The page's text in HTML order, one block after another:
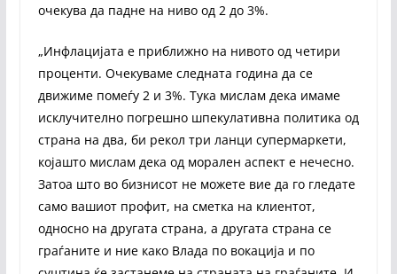
очекува да падне на ниво од 2 до 3%.
„Инфлацијата е приближно на нивото од четири
проценти. Очекуваме следната година да се
движиме помеѓу 2 и 3%. Тука мислам дека имаме
исклучително погрешно шпекулативна политика од
страна на два, би рекол три ланци супермаркети,
којашто мислам дека од морален аспект е нечесно.
Затоа што во бизнисот не можете вие да го гледате
само вашиот профит, на сметка на клиентот,
односно на другата страна, а другата страна се
граѓаните и ние како Влада по вокација и по